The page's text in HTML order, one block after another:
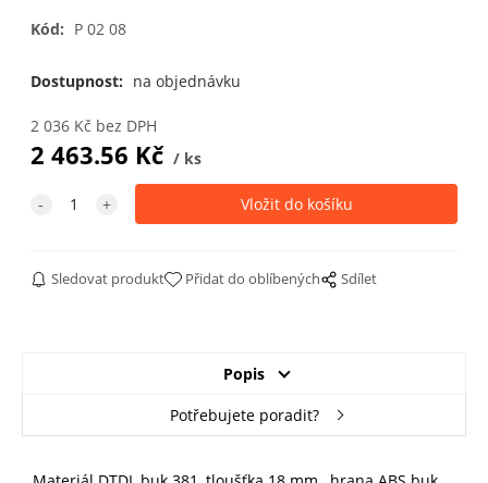
Kód: P 02 08
Dostupnost: na objednávku
2 036Kč bez DPH
2 463.56 Kč ks
Sledovat produkt Přidat do oblíbených Sdílet
Popis
Potřebujete poradit?